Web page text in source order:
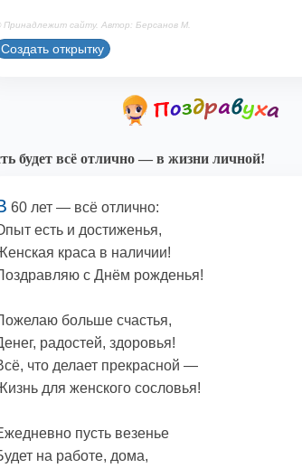
Принадлежит сайту. Автор: Берсанов М.
Создать открытку
будет всё отлично — в жизни личной!
60 лет — всё отлично:
есть и достиженья,
краса в наличии!
с Днём рожденья!
больше счастья,
радостей, здоровья!
что делает прекрасной —
для женского сословья!
пусть везенье
на работе, дома,